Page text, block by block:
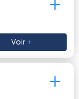
Voir+